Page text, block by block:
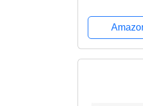
WGG157554